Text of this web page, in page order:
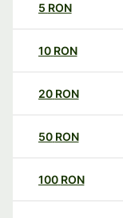
5 RON
10 RON
20 RON
50 RON
100 RON